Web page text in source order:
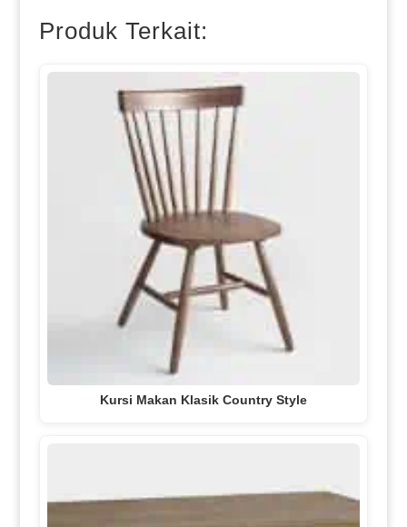
Produk Terkait:
Kursi Makan Klasik Country Style